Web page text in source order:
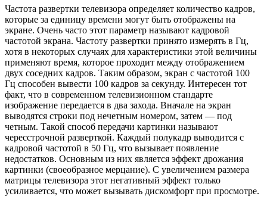
Частота развертки телевизора определяет количество кадров,
которые за единицу времени могут быть отображены на
экране. Очень часто этот параметр называют кадровой
частотой экрана. Частоту развертки принято измерять в Гц,
хотя в некоторых случаях для характеристики этой величины
применяют время, которое проходит между отображением
двух соседних кадров. Таким образом, экран с частотой 100
Гц способен вывести 100 кадров за секунду. Интересен тот
факт, что в современном телевизионном стандарте
изображение передается в два захода. Вначале на экран
выводятся строки под нечетным номером, затем — под
четным. Такой способ передачи картинки называют
чересстрочной разверткой. Каждый полукадр выводится с
кадровой частотой в 50 Гц, что вызывает появление
недостатков. Основным из них является эффект дрожания
картинки (своеобразное мерцание). С увеличением размера
матрицы телевизора этот негативный эффект только
усиливается, что может вызывать дискомфорт при просмотре.